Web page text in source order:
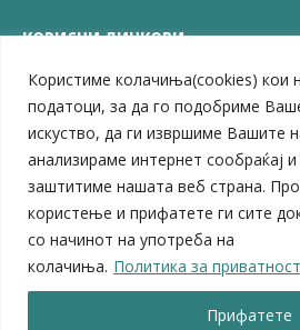
Користиме колачиња(cookies) кои
податоци, за да го подобриме
искуство, да ги извршиме Вашите
анализираме интернет сообраќај
заштитиме нашата веб страна.
користење и прифатете ги сите
со начинот на употреба на
колачиња. Политика за приватност
Прифатете
КОРИСНИ ЛИНКОВИ
ЗЕЛС – Заедница на единиците на
Центар за развој на Вардарски
Јавно комунално претпријатие
ЈПССО „Парк – спорт и паркинзи“
ЛБ „Гоце Делчев“
ЛУ „Народен Музеј“
Влада на Република Северна
Собрание на Република Северна
Министерство за финансии
Министерство за транспорт
Министерство за локална